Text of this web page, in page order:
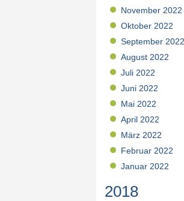
November 2022
Oktober 2022
September 2022
August 2022
Juli 2022
Juni 2022
Mai 2022
April 2022
März 2022
Februar 2022
Januar 2022
2018